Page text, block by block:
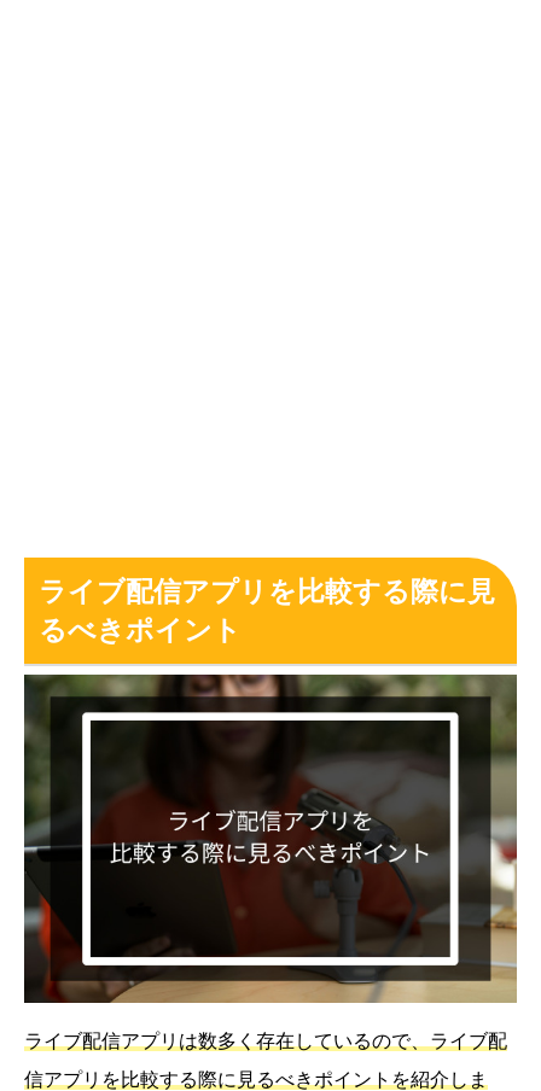
ライブ配信アプリを比較する際に見
るべきポイント
ライブ配信アプリは数多く存在しているので、ライブ配
信アプリを比較する際に見るべきポイントを紹介しま